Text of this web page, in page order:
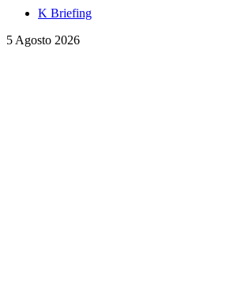
K Briefing
5 Agosto 2026